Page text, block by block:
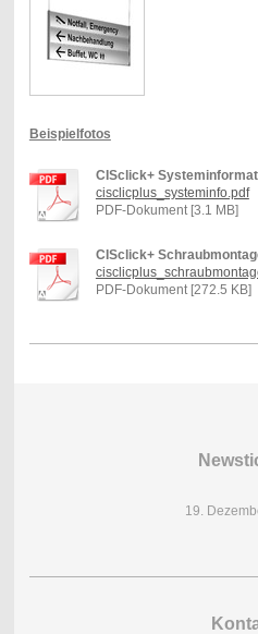
Beispielfotos
CISclick+
cisclicplus_systeminfo.pdf
PDF-Dokument [3.1 MB]
CISclick+
PDF-Dokument [272.5 KB]
19.